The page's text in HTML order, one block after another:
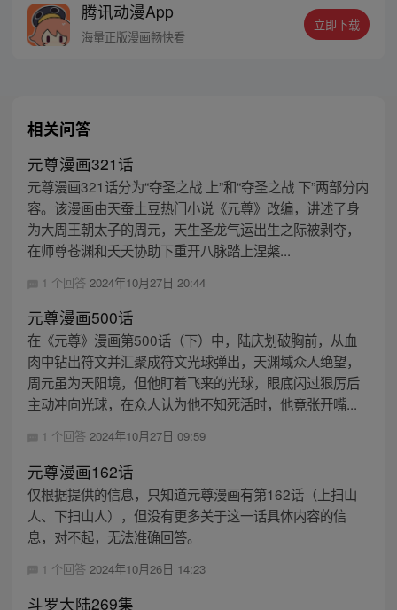
上面连载复活啦！！越前龙马再一次从美国
回到了日本，我们的网球王子回来啦！！
腾讯动漫App
海量正版漫画畅快看
立即下载
相关问答
元尊漫画321话
元尊漫画321话分为“夺圣之战 上”和“夺圣之战 下”两部分内
容。该漫画由天蚕土豆热门小说《元尊》改编，讲述了身
为大周王朝太子的周元，天生圣龙气运出生之际被剥夺，
在师尊苍渊和夭夭协助下重开八脉踏上涅槃...
1 个回答 2024年10月27日 20:44
元尊漫画500话
在《元尊》漫画第500话（下）中，陆庆划破胸前，从血
肉中钻出符文并汇聚成符文光球弹出，天渊域众人绝望，
周元虽为天阳境，但他盯着飞来的光球，眼底闪过狠厉后
主动冲向光球，在众人认为他不知死活时，他竟张开嘴...
1 个回答 2024年10月27日 09:59
元尊漫画162话
仅根据提供的信息，只知道元尊漫画有第162话（上扫山
人、下扫山人），但没有更多关于这一话具体内容的信
息，对不起，无法准确回答。
1 个回答 2024年10月26日 14:23
斗罗大陆269集